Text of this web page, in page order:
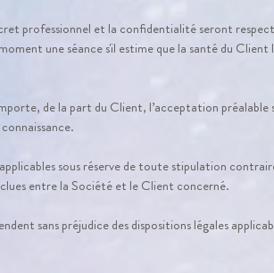
professionnel et la confidentialité seront
une séance s'il estime que la santé du
de la part du Client, l’acceptation
sous réserve de toute stipulation
entre la Société et le Client concerné.
sans préjudice des dispositions légales